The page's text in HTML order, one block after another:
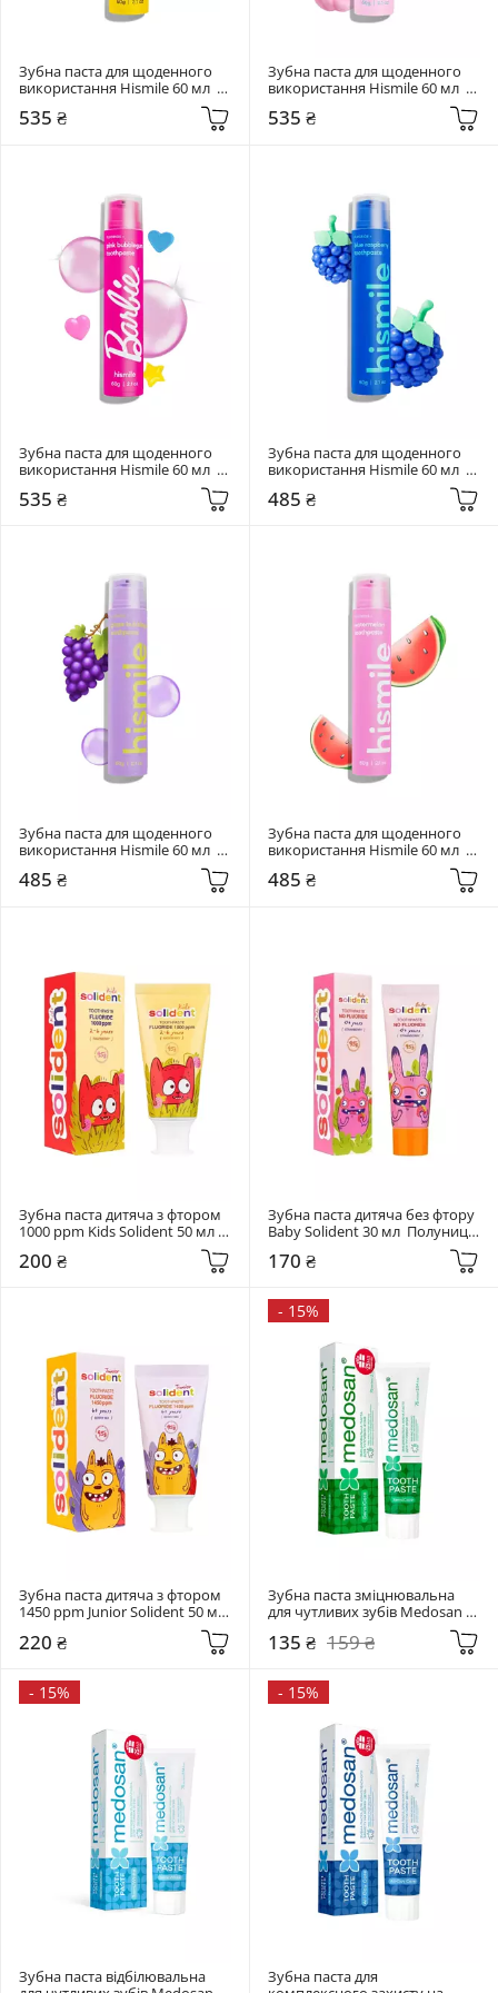
Зубна паста для щоденного
використання Hismile 60 мл
The Simpsons Purple Squishee
Toothpaste
535 ₴
Зубна паста для щоденного
використання Hismile 60 мл
535 ₴
Зубна паста для щоденного
використання Hismile 60 мл
Toothpaste
535 ₴
Зубна паста для щоденного
використання Hismile 60 мл
485 ₴
Зубна паста для щоденного
використання Hismile 60 мл
Grape Bubblegum Toothpaste
485 ₴
Зубна паста для щоденного
використання Hismile 60 мл
485 ₴
Зубна паста дитяча з фтором
1000 ppm Kids Solident 50 мл
200 ₴
Зубна паста дитяча без фтору
Baby Solident 30 мл  Полуниця
170 ₴
Зубна паста дитяча з фтором
1450 ppm Junior Solident 50 мл
220 ₴
- 15%
Зубна паста зміцнювальна
для чутливих зубів Medosan
135 ₴ 159 ₴
- 15%
Зубна паста відбілювальна
- 15%
Зубна паста для